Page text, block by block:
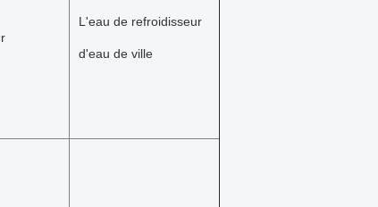
L'eau de refroidisseur
d'eau de ville